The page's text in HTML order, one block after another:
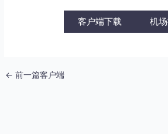
客户端下载 机
← 前一篇客户端